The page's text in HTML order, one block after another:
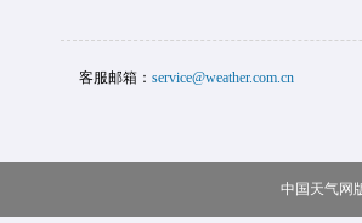
客服邮箱： service@weather.com.cn
中国天气